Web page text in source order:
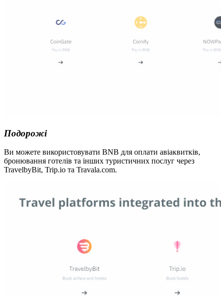
Подорожі
Ви можете використовувати BNB для оплати авіаквитків,
бронювання готелів та інших туристичних послуг через
TravelbyBit, Trip.io та Travala.com.